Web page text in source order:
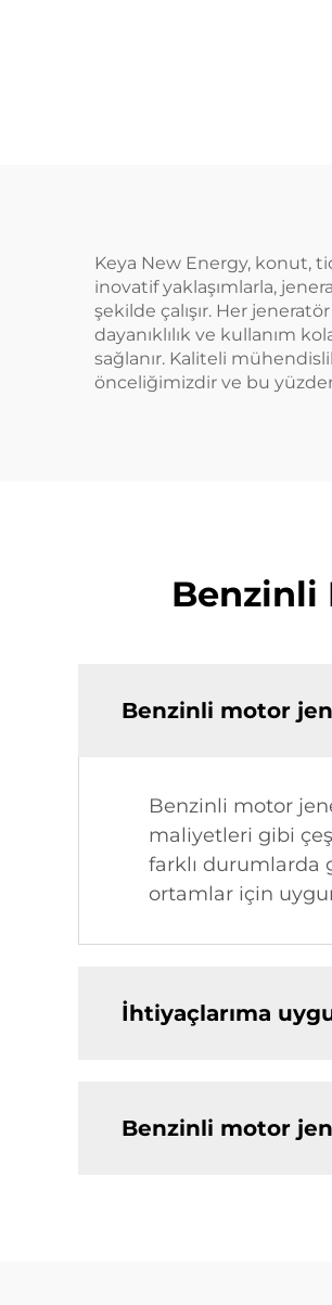
Keya New Energy, konut,
inovatif yaklaşımlarla,
şekilde çalışır. Her
dayanıklılık ve kullanım
sağlanır. Kaliteli
önceliğimizdir ve bu
Benzinli
Benzinli motor
Benzinli motor
maliyetleri gibi
farklı durumlarda
ortamlar için
İhtiyaçlarıma
Benzinli motor